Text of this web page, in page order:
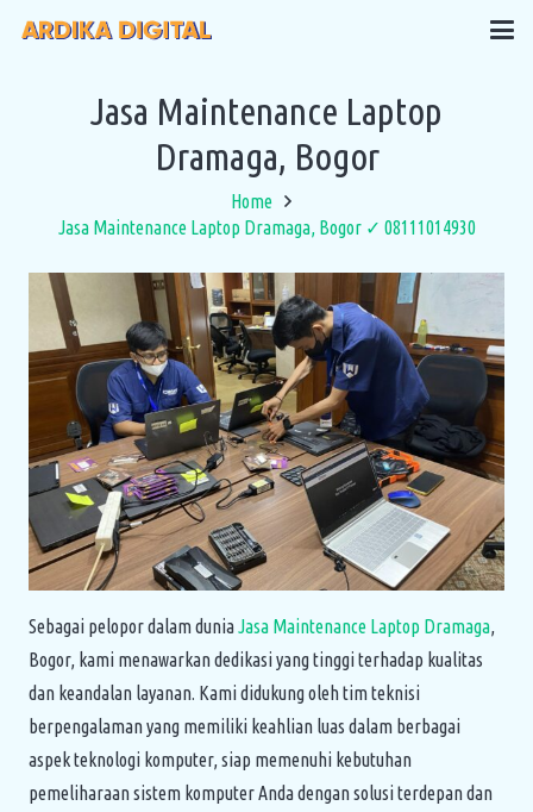
Jasa Maintenance Laptop
Dramaga, Bogor
Home
Jasa Maintenance Laptop Dramaga, Bogor ✓ 08111014930
Sebagai pelopor dalam duniaJasa Maintenance Laptop Dramaga,
Bogor, kami menawarkan dedikasi yang tinggi terhadap kualitas
dan keandalan layanan. Kami didukung oleh tim teknisi
berpengalaman yang memiliki keahlian luas dalam berbagai
aspek teknologi komputer, siap memenuhi kebutuhan
pemeliharaan sistem komputer Anda dengan solusi terdepan dan